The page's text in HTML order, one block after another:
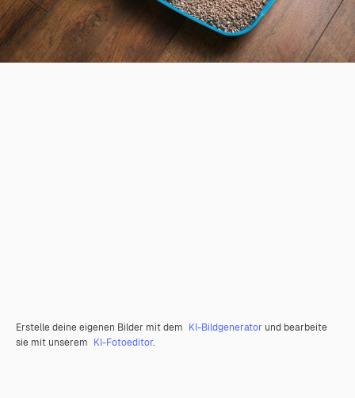
Erstelle deine eigenen Bilder mit dem KI-Bildgenerator und bearbeite
sie mit unserem KI-Fotoeditor.